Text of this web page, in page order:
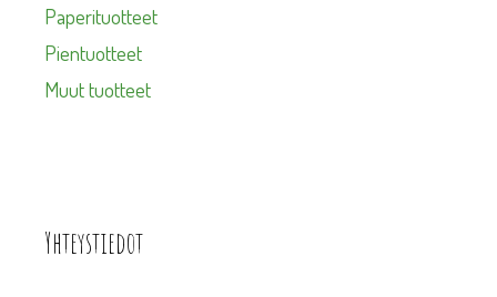
Paperituotteet
Pientuotteet
Muut tuotteet
Yhteystiedot